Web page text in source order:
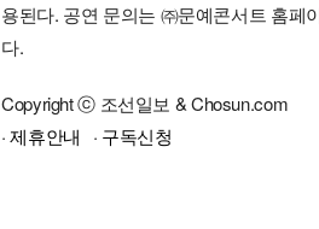
용된다. 공연 문의는 ㈜문예콘서트 홈페
다.
Copyright ⓒ 조선일보 & Chosun.com
· 제휴안내
· 구독신청